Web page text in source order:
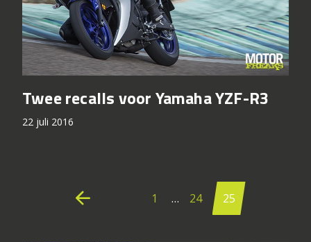
Twee recalls voor Yamaha YZF-R3
22 juli 2016
paginering
arrow_back 1 … 24 25